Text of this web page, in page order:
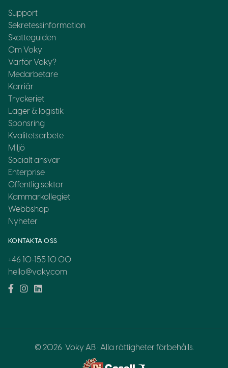
Support
Sekretessinformation
Skatteguiden
Om Voky
Varför Voky?
Medarbetare
Karriär
Tryckeriet
Lager & logistik
Sponsring
Kvalitetsarbete
Miljö
Socialt ansvar
Enterprise
Offentlig sektor
Kammarkollegiet
Webbshop
Nyheter
KONTAKTA OSS
+46 10-155 10 00
hello@voky.com
© 2026 Voky AB · Alla rättigheter förbehålls.